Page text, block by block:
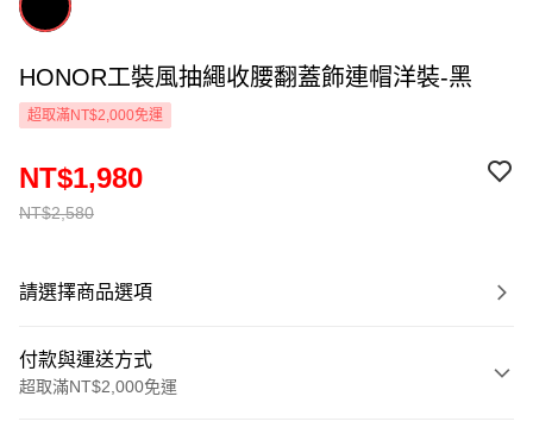
HONOR工裝風抽繩收腰翻蓋飾連帽洋裝-黑
超取滿NT$2,000免運
NT$2,580
NT$1,980
請選擇商品選項
付款與運送方式
超取滿NT$2,000免運